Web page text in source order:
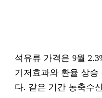
석유류 가격은 9월
기저효과와 환율 상승
다. 같은 기간 농축수